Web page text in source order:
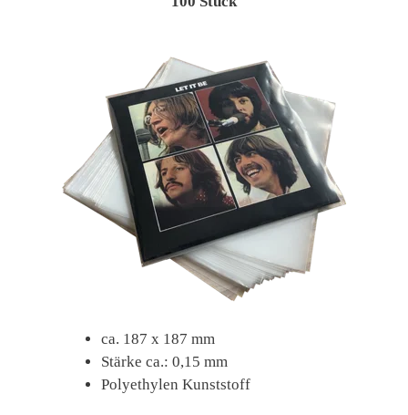
ca. 187 x 187 mm
Stärke ca.: 0,15 mm
Polyethylen Kunststoff